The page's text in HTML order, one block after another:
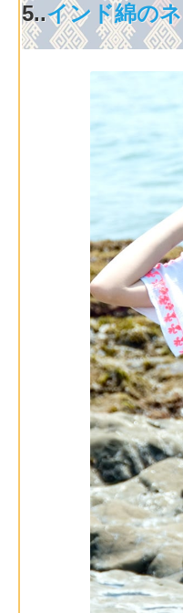
5..インド綿の